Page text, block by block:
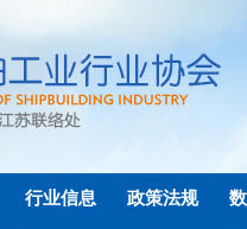
行业信息 政策法规